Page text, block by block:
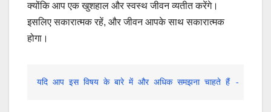
क्योंकि आप एक खुशहाल और स्वस्थ जीवन व्यतीत करेंगे।
इसलिए सकारात्मक रहें, और जीवन आपके साथ सकारात्मक
होगा।
यदि आप इस विषय के बारे में और अधिक समझना चाहते हैं - कृपया